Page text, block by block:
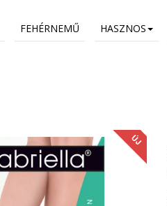
FEHÉRNEMŰ HASZNOS
ÚJ